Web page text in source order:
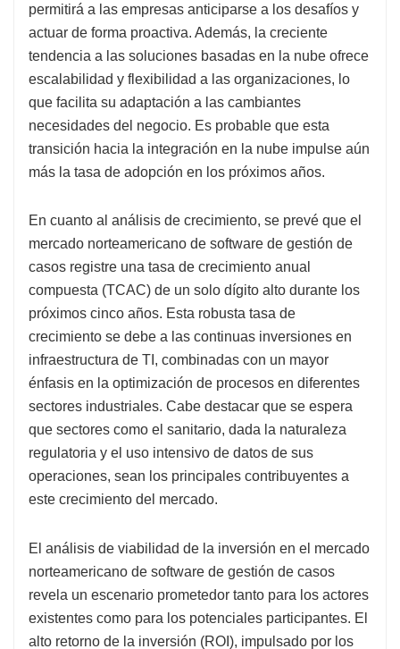
permitirá a las empresas anticiparse a los desafíos y
actuar de forma proactiva. Además, la creciente
tendencia a las soluciones basadas en la nube ofrece
escalabilidad y flexibilidad a las organizaciones, lo
que facilita su adaptación a las cambiantes
necesidades del negocio. Es probable que esta
transición hacia la integración en la nube impulse aún
más la tasa de adopción en los próximos años.
En cuanto al análisis de crecimiento, se prevé que el
mercado norteamericano de software de gestión de
casos registre una tasa de crecimiento anual
compuesta (TCAC) de un solo dígito alto durante los
próximos cinco años. Esta robusta tasa de
crecimiento se debe a las continuas inversiones en
infraestructura de TI, combinadas con un mayor
énfasis en la optimización de procesos en diferentes
sectores industriales. Cabe destacar que se espera
que sectores como el sanitario, dada la naturaleza
regulatoria y el uso intensivo de datos de sus
operaciones, sean los principales contribuyentes a
este crecimiento del mercado.
El análisis de viabilidad de la inversión en el mercado
norteamericano de software de gestión de casos
revela un escenario prometedor tanto para los actores
existentes como para los potenciales participantes. El
alto retorno de la inversión (ROI), impulsado por los